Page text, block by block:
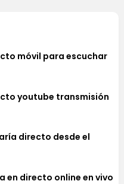
móvil para escuchar
youtube transmisión
directo desde el
en directo online en vivo